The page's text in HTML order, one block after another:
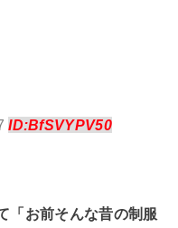
ID:BfSVYPV50
「お前そんな昔の制服